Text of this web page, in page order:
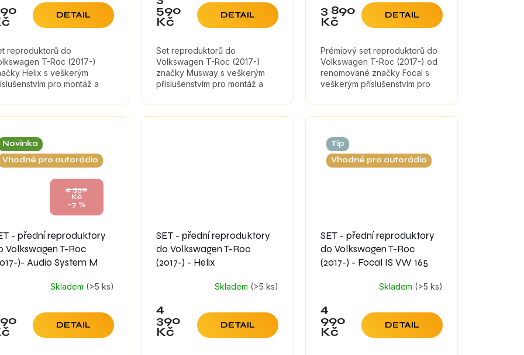
DETAIL
reproduktorů do
T-Roc (2017-)
Helix s veškerým
pro montáž a
zefektivní zvuk
590
Kč
DETAIL
Set reproduktorů do
Volkswagen T-Roc (2017-)
značky Musway s veškerým
příslušenstvím pro montáž a
maximálně zefektivní zvuk
reproduktorů.
3 890
Kč
DETAIL
Prémiový set reproduktorů do
Volkswagen T-Roc (2017-) od
renomované značky Focal s
veškerým příslušenstvím pro
které maximálně zefektivní
zvuk...
Novinka
Vhodné pro autorádio
4 330
Kč
–7 %
- přední reproduktory
Volkswagen T-Roc
)- Audio System M
Skladem (>5 ks)
DETAIL
SET - přední reproduktory
do Volkswagen T-Roc
(2017-) - Helix
Skladem (>5 ks)
4
390
Kč
DETAIL
Tip
Vhodné pro autorádio
SET - přední reproduktory
do Volkswagen T-Roc
(2017-) - Focal IS VW 165
Skladem (>5 ks)
4
990
Kč
DETAIL